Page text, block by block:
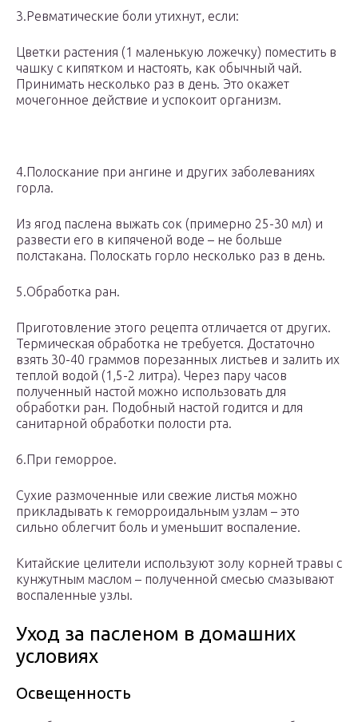
3.Ревматические боли утихнут, если:
Цветки растения (1 маленькую ложечку) поместить в
чашку с кипятком и настоять, как обычный чай.
Принимать несколько раз в день. Это окажет
мочегонное действие и успокоит организм.
4.Полоскание при ангине и других заболеваниях
горла.
Из ягод паслена выжать сок (примерно 25-30 мл) и
развести его в кипяченой воде – не больше
полстакана. Полоскать горло несколько раз в день.
5.Обработка ран.
Приготовление этого рецепта отличается от других.
Термическая обработка не требуется. Достаточно
взять 30-40 граммов порезанных листьев и залить их
теплой водой (1,5-2 литра). Через пару часов
полученный настой можно использовать для
обработки ран. Подобный настой годится и для
санитарной обработки полости рта.
6.При геморрое.
Сухие размоченные или свежие листья можно
прикладывать к геморроидальным узлам – это
сильно облегчит боль и уменьшит воспаление.
Китайские целители используют золу корней травы с
кунжутным маслом – полученной смесью смазывают
воспаленные узлы.
Уход за пасленом в домашних
условиях
Освещенность